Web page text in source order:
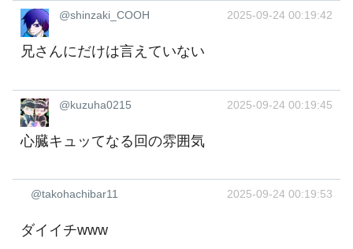
@shinzaki_COOH 2025-09-24 00:19:42
兄さんにだけは言えていない
@kuzuha0215 2025-09-24 00:19:45
心臓キュッてなる回の雰囲気
@takohachibar11 2025-09-24 00:19:53
ダイイチwww